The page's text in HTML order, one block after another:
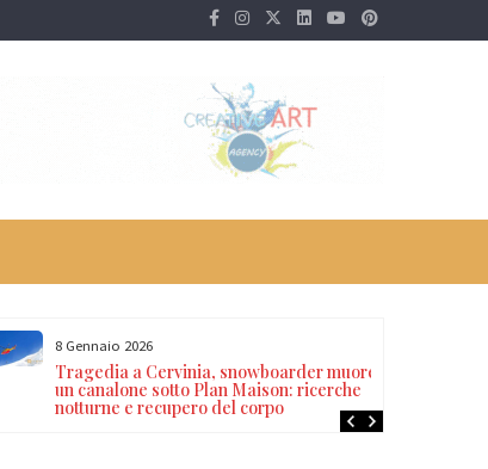
8 Gennaio 2026
Tragedia a Cervinia, snowboarder muore in
un canalone sotto Plan Maison: ricerche
notturne e recupero del corpo